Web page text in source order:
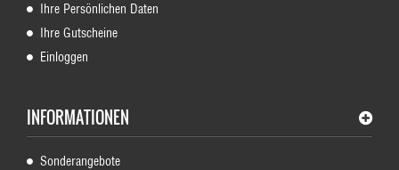
Ihre Persönlichen Daten
Ihre Gutscheine
Einloggen
INFORMATIONEN
Sonderangebote